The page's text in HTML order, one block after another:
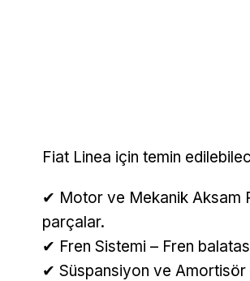
Fiat Linea için temin
✔ Motor ve Mekanik Aksam
parçalar.
✔ Fren Sistemi – Fren
✔ Süspansiyon ve Amortisör